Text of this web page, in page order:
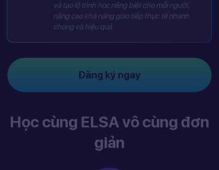
và tạo lộ trình học riêng biệt cho mỗi người,
nâng cao khả năng giao tiếp thực tế nhanh
chóng và hiệu quả
Đăng ký ngay
Học cùng ELSA vô cùng đơn
giản